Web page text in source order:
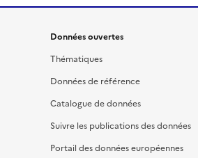
Données ouvertes
Thématiques
Données de référence
Catalogue de données
Suivre les publications des données
Portail des données européennes